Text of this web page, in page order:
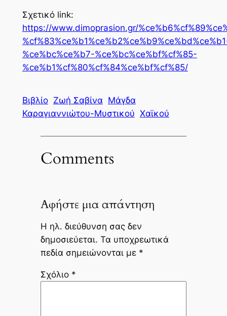
Σχετικό link:
https://www.dimoprasion.gr/
%ce%bc%ce%b7-%ce%bc%ce%bf%cf%85-
%ce%b1%cf%80%cf%84%ce%bf%cf%85/
Βιβλίο Ζωή Σαβίνα Μάγδα
Καραγιαννιώτου-Μυστικού Χαϊκού
Comments
Αφήστε μια απάντηση
Η ηλ. διεύθυνση σας δεν
δημοσιεύεται. Τα υποχρεωτικά
πεδία σημειώνονται με *
Σχόλιο *